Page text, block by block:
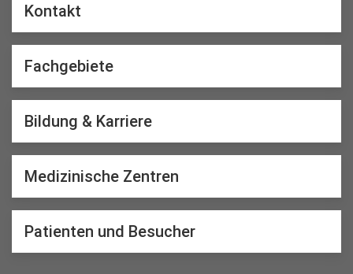
Kontakt
Fachgebiete
Bildung & Karriere
Medizinische Zentren
Patienten und Besucher